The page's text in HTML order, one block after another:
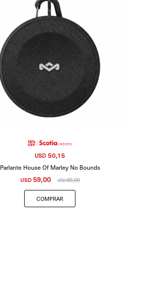
Parlante House Of Marley No Bounds
USD59,00 USD69,00
USD 50,15